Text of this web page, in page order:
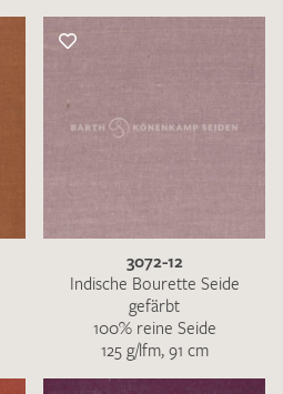
3072-12
Indische Bourette Seide
gefärbt
100% reine Seide
125 g/lfm, 91 cm